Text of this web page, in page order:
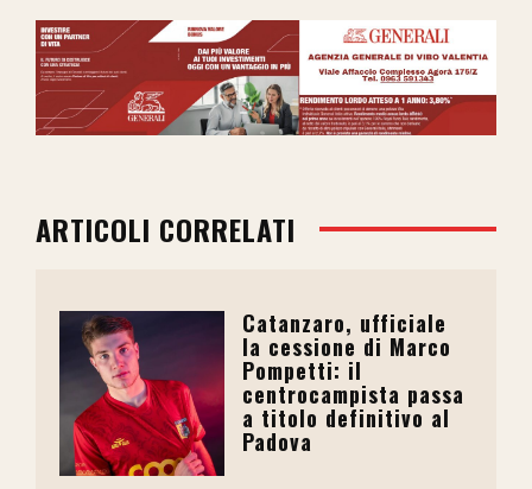
ARTICOLI CORRELATI
Catanzaro, ufficiale
la cessione di Marco
Pompetti: il
centrocampista passa
a titolo definitivo al
Padova